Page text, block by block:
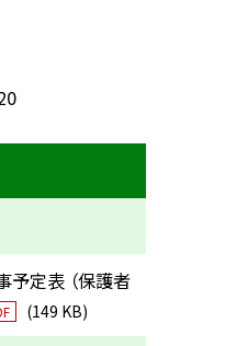
予定表 （保護者
(149 KB)